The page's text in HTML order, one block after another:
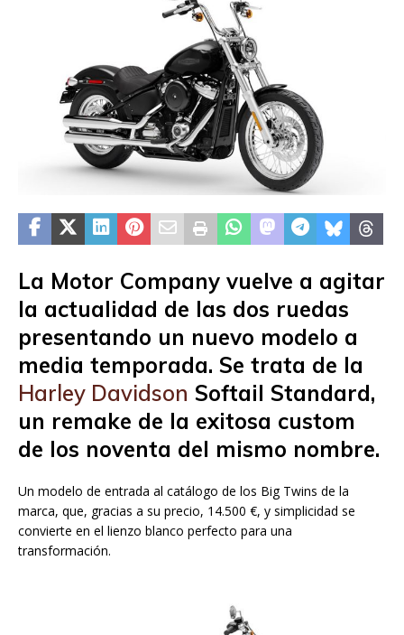
La Motor Company vuelve a agitar
la actualidad de las dos ruedas
presentando un nuevo modelo a
media temporada. Se trata de la
Harley Davidson Softail Standard,
un remake de la exitosa custom
de los noventa del mismo nombre.
Un modelo de entrada al catálogo de los Big Twins de la
marca, que, gracias a su precio, 14.500 €, y simplicidad se
convierte en el lienzo blanco perfecto para una
transformación.